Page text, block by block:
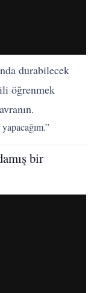
durabilecek
öğrenmek
bir